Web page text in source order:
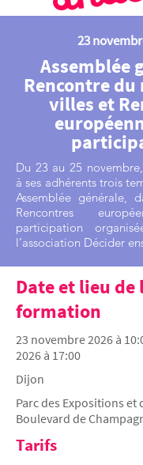
23
Assemblée
Rencontre du
villes et
Du 23 au 25
à ses adhérents trois
Assemblée générale,
Rencontres
participation
l’association Décider
Date et lieu de
formation
23 novembre 2026 à
2026 à 17:00
Dijon
Parc des Expositions et
Boulevard de
Tarifs